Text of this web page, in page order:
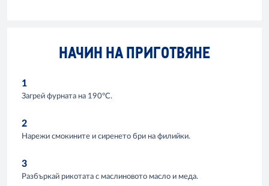
НАЧИН НА ПРИГОТВЯНЕ
1
Загрей фурната на 190°С.
2
Нарежи смокините и сиренето бри на филийки.
3
Разбъркай рикотата с маслиновото масло и меда.